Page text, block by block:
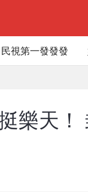
民視第一發發發
樂天